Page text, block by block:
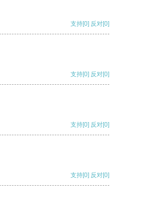
支持[0] 反对[0]
支持[0] 反对[0]
支持[0] 反对[0]
支持[0] 反对[0]